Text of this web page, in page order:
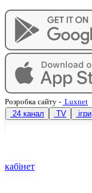
Розробка сайту - Luxnet
24 канал
TV ігри
кабінет